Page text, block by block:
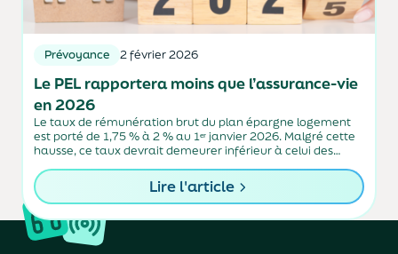
Prévoyance 2 février 2026
Le PEL rapportera moins que l’assurance-vie
en 2026
Le taux de rémunération brut du plan épargne logement
est porté de 1,75 % à 2 % au 1ᵉʳ janvier 2026. Malgré cette
hausse, ce taux devrait demeurer inférieur à celui des
Lire l'article